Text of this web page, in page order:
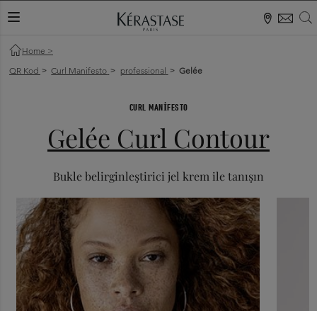
KAYDIRMA MENÜ
Home >
QR Kod > Curl Manifesto > professional > Gelée
CURL MANIFESTO
Gelée Curl Contour
Bukle belirginleştirici jel krem ile tanışın